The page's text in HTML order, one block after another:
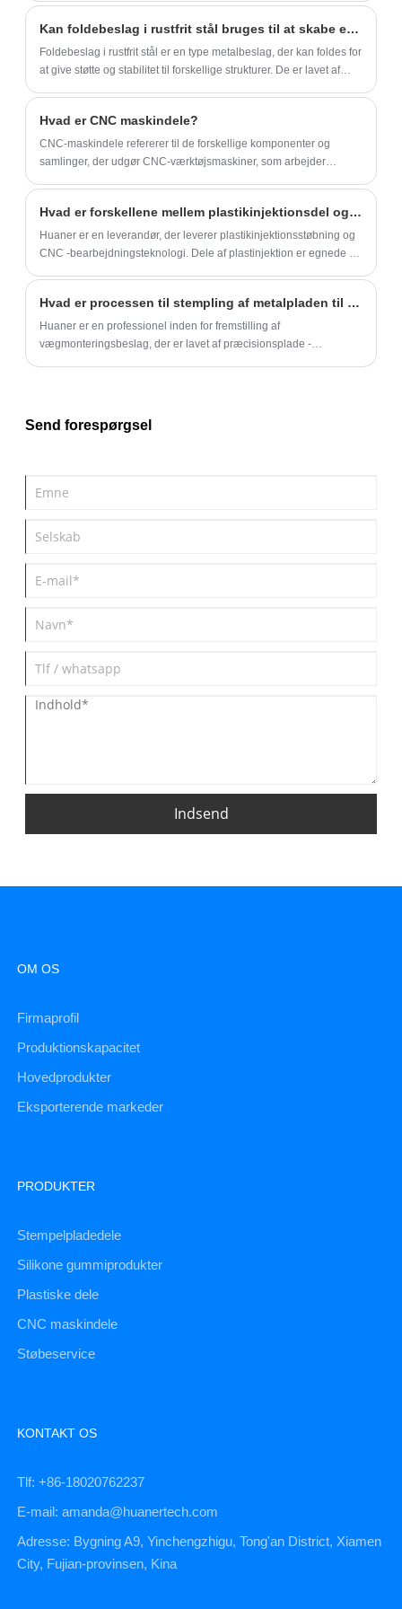
modsætning hertil er det innovative T Shaped Hidden Aluminium
Bracket efterhånden et yndet valg blandt designere og arkitekter.
Kan foldebeslag i rustfrit stål bruges til at skabe et nedfældeligt arbejdsbord?
Foldebeslag i rustfrit stål er en type metalbeslag, der kan foldes for
at give støtte og stabilitet til forskellige strukturer. De er lavet af
Hvad er CNC maskindele?
​CNC-maskindele‌ refererer til de forskellige komponenter og
samlinger, der udgør CNC-værktøjsmaskiner, som arbejder
Hvad er forskellene mellem plastikinjektionsdel og bearbejdet plastikdel?
Huaner er en leverandør, der leverer plastikinjektionsstøbning og
CNC -bearbejdningsteknologi. Dele af plastinjektion er egnede til
Hvad er processen til stempling af metalpladen til vægmonteringsbeslagene?
Huaner er en professionel inden for fremstilling af
vægmonteringsbeslag, der er lavet af præcisionsplade -
Send forespørgsel
Indsend
OM OS
Firmaprofil
Produktionskapacitet
Hovedprodukter
Eksporterende markeder
PRODUKTER
Stempelpladedele
Silikone gummiprodukter
Plastiske dele
CNC maskindele
Støbeservice
KONTAKT OS
Tlf: +86-18020762237
E-mail: amanda@huanertech.com
Adresse: Bygning A9, Yinchengzhigu, Tong'an District, Xiamen
City, Fujian-provinsen, Kina